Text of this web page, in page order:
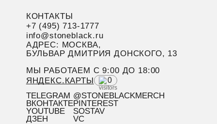
КОНТАКТЫ
+7 (495) 713-1777
info@stoneblack.ru
АДРЕС: МОСКВА,
БУЛЬВАР ДМИТРИЯ ДОНСКОГО, 13
МЫ РАБОТАЕМ C 9:00 ДО 18:00
ЯНДЕКС.КАРТЫ
0
TELEGRAM
ВКОНТАКТЕ
YOUTUBE
ДЗЕН
@STONEBLACKMERCH
PINTEREST
SOSTAV
VC